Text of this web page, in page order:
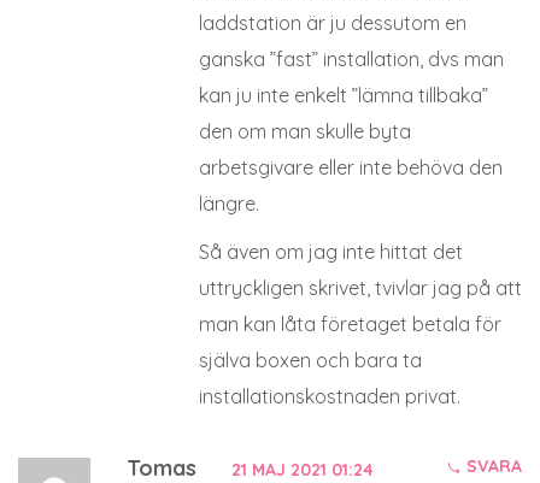
laddstation är ju dessutom en
ganska ”fast” installation, dvs man
kan ju inte enkelt ”lämna tillbaka”
den om man skulle byta
arbetsgivare eller inte behöva den
längre.
Så även om jag inte hittat det
uttryckligen skrivet, tvivlar jag på att
man kan låta företaget betala för
själva boxen och bara ta
installationskostnaden privat.
Tomas 21 MAJ 2021 01:24 SVARA